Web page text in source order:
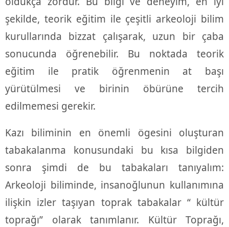
şekilde, teorik eğitim ile çeşitli arkeoloji bilim
kurullarında bizzat çalışarak, uzun bir çaba
sonucunda öğrenebilir. Bu noktada teorik
eğitim ile pratik öğrenmenin at başı
yürütülmesi ve birinin öbürüne tercih
edilmemesi gerekir.
Kazı biliminin en önemli ögesini oluşturan
tabakalanma konusundaki bu kısa bilgiden
sonra şimdi de bu tabakaları tanıyalım:
Arkeoloji biliminde, insanoğlunun kullanımına
ilişkin izler taşıyan toprak tabakalar “ kültür
toprağı” olarak tanımlanır. Kültür Toprağı,